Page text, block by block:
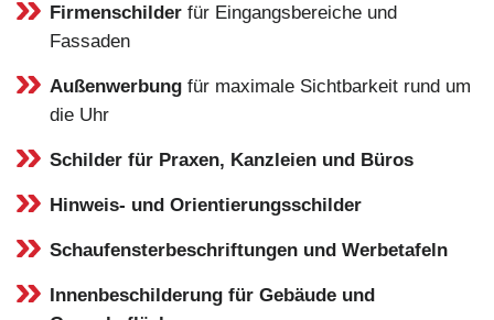
Firmenschilder für Eingangsbereiche und
Fassaden
Außenwerbung für maximale Sichtbarkeit rund um
die Uhr
Schilder für Praxen, Kanzleien und Büros
Hinweis- und Orientierungsschilder
Schaufensterbeschriftungen und Werbetafeln
Innenbeschilderung für Gebäude und